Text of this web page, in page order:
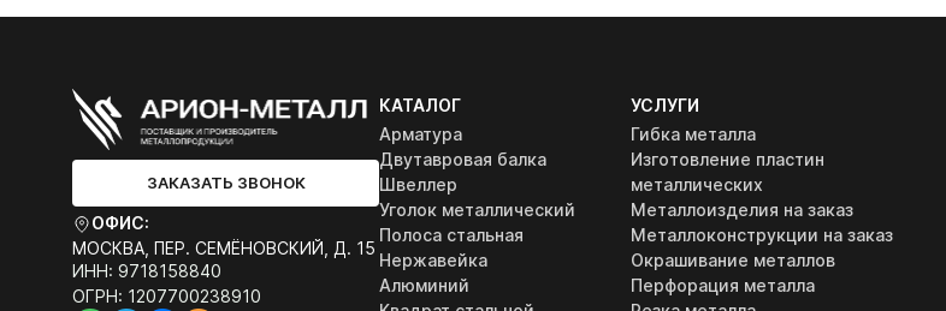
ЗАКАЗАТЬ ЗВОНОК
ОФИС:
МОСКВА, ПЕР. СЕМЁНОВСКИЙ, Д. 15
ИНН: 9718158840
ОГРН: 1207700238910
КАТАЛОГ
Арматура
Двутавровая балка
Швеллер
Уголок металлический
Полоса стальная
Нержавейка
Алюминий
УСЛУГИ
Гибка металла
Изготовление пластин
металлических
Металлоизделия на заказ
Металлоконструкции на заказ
Окрашивание металлов
Перфорация металла